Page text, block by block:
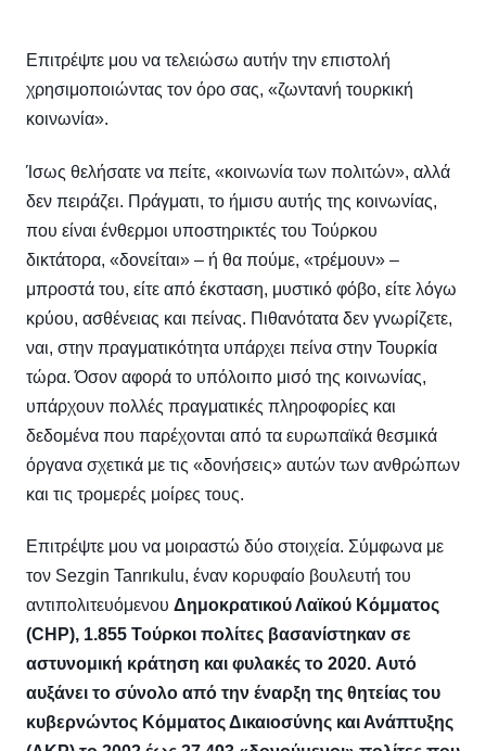
Επιτρέψτε μου να τελειώσω αυτήν την επιστολή
χρησιμοποιώντας τον όρο σας, «ζωντανή τουρκική
κοινωνία».
Ίσως θελήσατε να πείτε, «κοινωνία των πολιτών», αλλά
δεν πειράζει. Πράγματι, το ήμισυ αυτής της κοινωνίας,
που είναι ένθερμοι υποστηρικτές του Τούρκου
δικτάτορα, «δονείται» – ή θα πούμε, «τρέμουν» –
μπροστά του, είτε από έκσταση, μυστικό φόβο, είτε λόγω
κρύου, ασθένειας και πείνας. Πιθανότατα δεν γνωρίζετε,
ναι, στην πραγματικότητα υπάρχει πείνα στην Τουρκία
τώρα.Όσον αφορά το υπόλοιπο μισό της κοινωνίας,
υπάρχουν πολλές πραγματικές πληροφορίες και
δεδομένα που παρέχονται από τα ευρωπαϊκά θεσμικά
όργανα σχετικά με τις «δονήσεις» αυτών των ανθρώπων
και τις τρομερές μοίρες τους.
Επιτρέψτε μου να μοιραστώ δύο στοιχεία. Σύμφωνα με
τον Sezgin Tanrıkulu, έναν κορυφαίο βουλευτή του
αντιπολιτευόμενου Δημοκρατικού Λαϊκού Κόμματος
(CHP), 1.855 Τούρκοι πολίτες βασανίστηκαν σε
αστυνομική κράτηση και φυλακές το 2020. Αυτό
αυξάνει το σύνολο από την έναρξη της θητείας του
κυβερνώντος Κόμματος Δικαιοσύνης και Ανάπτυξης